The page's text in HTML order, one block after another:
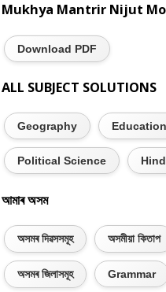
Mukhya Mantrir Nijut
Download PDF
ALL SUBJECT SOLUTIONS
Geography Education
Political Science
আমাৰ অসম
অসমৰ দিৱসসমূহ অসমীয়া কিতাপ
অসমৰ জিলাসমূহ Grammar